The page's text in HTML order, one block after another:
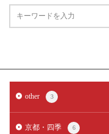
other 3
京都・四季 6